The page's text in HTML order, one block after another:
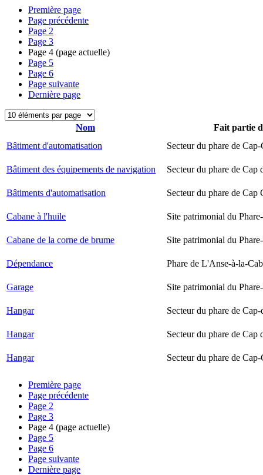
Première page
Page précédente
Page 2
Page 3
Page 4 (page actuelle)
Page 5
Page 6
Page suivante
Dernière page
Nom
Fait partie
Bâtiment d'automatisation
Secteur du phare de Cap-
Bâtiment des équipements de navigation Secteur du phare de Cap
Bâtiments d'automatisation Secteur du phare de Cap
Cabane à l'huile Site patrimonial du
Cabane de la corne de brume Site patrimonial du
Dépendance Phare de L'Anse-à-la-
Garage Site patrimonial du
Hangar Secteur du phare de Cap-
Hangar Secteur du phare de Cap
Hangar Secteur du phare de Cap-
Première page
Page précédente
Page 2
Page 3
Page 4 (page actuelle)
Page 5
Page 6
Page suivante
Dernière page